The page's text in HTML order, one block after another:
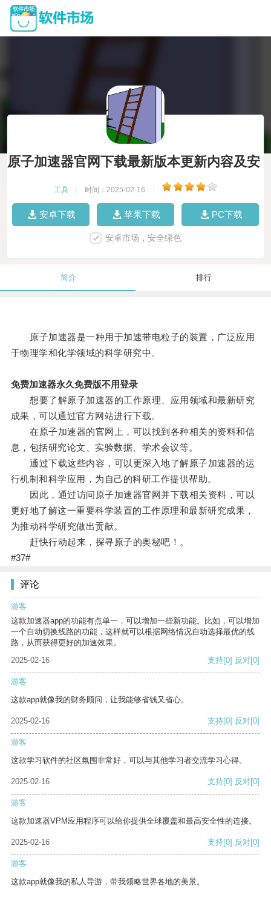
原子加速器官网下载最新版本更新内容及安
工具 时间：2025-02-16
安卓下载 苹果下载 PC下载
安卓市场，安全绿色
简介 排行
原子加速器是一种用于加速带电粒子的装置，广泛应用
于物理学和化学领域的科学研究中。
免费加速器永久免费版不用登录
想要了解原子加速器的工作原理、应用领域和最新研究
成果，可以通过官方网站进行下载。
在原子加速器的官网上，可以找到各种相关的资料和信
息，包括研究论文、实验数据、学术会议等。
通过下载这些内容，可以更深入地了解原子加速器的运
行机制和科学应用，为自己的科研工作提供帮助。
因此，通过访问原子加速器官网并下载相关资料，可以
更好地了解这一重要科学装置的工作原理和最新研究成果，
为推动科学研究做出贡献。
赶快行动起来，探寻原子的奥秘吧！。
#37#
评论
游客
这款加速器app的功能有点单一，可以增加一些新功能。比如，可以增加
一个自动切换线路的功能，这样就可以根据网络情况自动选择最优的线
路，从而获得更好的加速效果。
2025-02-16
支持[0] 反对[0]
游客
这款app就像我的财务顾问，让我能够省钱又省心。
2025-02-16 支持[0] 反对[0]
游客
这款学习软件的社区氛围非常好，可以与其他学习者交流学习心得。
2025-02-16 支持[0] 反对[0]
游客
这款加速器VPM应用程序可以给你提供全球覆盖和最高安全性的连接。
2025-02-16 支持[0] 反对[0]
游客
这款app就像我的私人导游，带我领略世界各地的美景。